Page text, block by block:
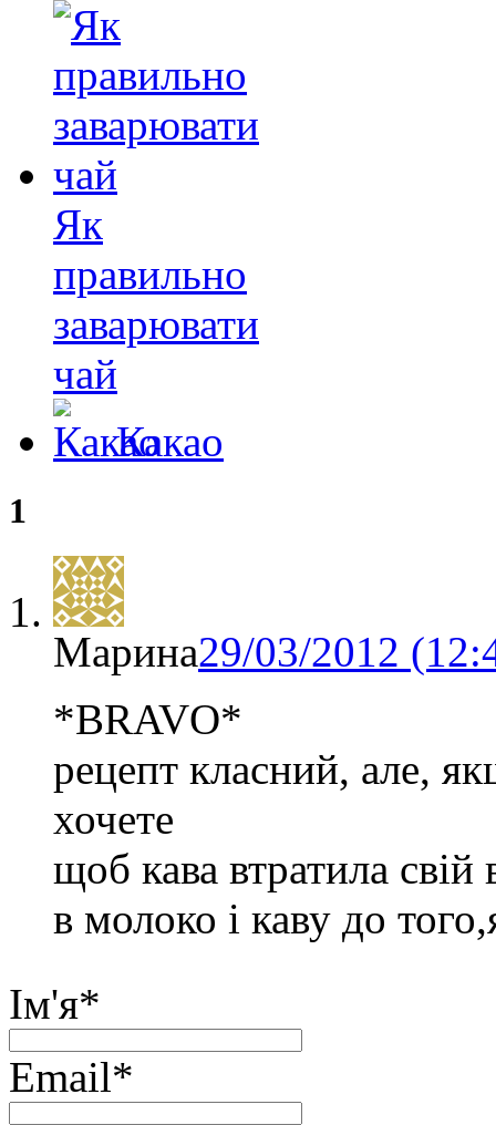
Як
правильно
заварювати
чай
Какао
1
Марина29/03/2012
*BRAVO*
рецепт класний, але,
хочете
щоб кава втратила
в молоко і каву до
Ім'я*
Email*